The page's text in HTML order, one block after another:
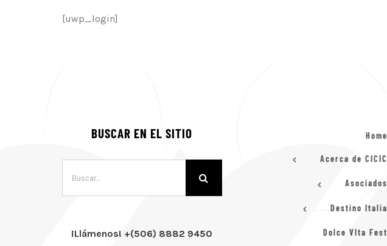
[uwp_login]
BUSCAR EN EL SITIO
¡Llámenos! +(506) 8882 9450
Home
Acerca de CICIC
Asociados
Destino Italia
Dolce VIta Fest